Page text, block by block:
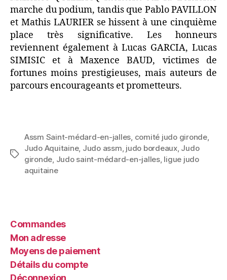
marche du podium, tandis que Pablo PAVILLON
et Mathis LAURIER se hissent à une cinquième
place très significative. Les honneurs
reviennent également à Lucas GARCIA, Lucas
SIMISIC et à Maxence BAUD, victimes de
fortunes moins prestigieuses, mais auteurs de
parcours encourageants et prometteurs.
Assm Saint-médard-en-jalles, comité judo gironde,
Judo Aquitaine, Judo assm, judo bordeaux, Judo
gironde, Judo saint-médard-en-jalles, ligue judo
aquitaine
Commandes
Mon adresse
Moyens de paiement
Détails du compte